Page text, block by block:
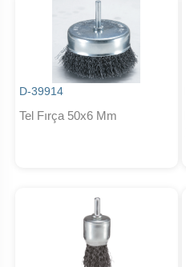
D-39914
Tel Fırça 50x6 Mm